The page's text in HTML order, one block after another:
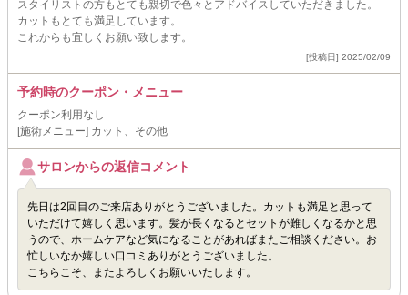
スタイリストの方もとても親切で色々とアドバイスしていただきました。
カットもとても満足しています。
これからも宜しくお願い致します。
[投稿日] 2025/02/09
予約時のクーポン・メニュー
クーポン利用なし
[施術メニュー] カット、その他
サロンからの返信コメント
先日は2回目のご来店ありがとうございました。カットも満足と思って
いただけて嬉しく思います。髪が長くなるとセットが難しくなるかと思
うので、ホームケアなど気になることがあればまたご相談ください。お
忙しいなか嬉しい口コミありがとうございました。
こちらこそ、またよろしくお願いいたします。